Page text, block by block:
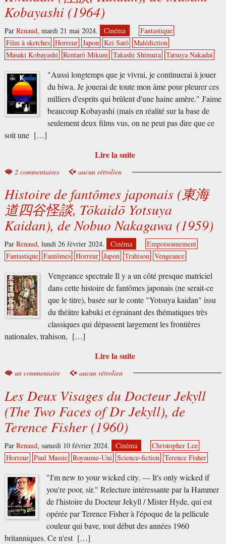
Kobayashi (1964)
Par Renaud, mardi 21 mai 2024. Cinéma
Fantastique
Film à sketches Horreur Japon Kei Satō Malédiction
Masaki Kobayashi Rentarō Mikuni Takashi Shimura Tatsuya Nakadai
"Aussi longtemps que je vivrai, je continuerai à jouer
du biwa. Je jouerai de toute mon âme pour pleurer ces
milliers d'esprits qui brûlent d'une haine amère." J'aime
beaucoup Kobayashi (mais en réalité sur la base de
seulement deux films vus, on ne peut pas dire que ce
soit une […]
Lire la suite
2 commentaires aucun rétrolien
Histoire de fantômes japonais (東海
道四谷怪談, Tōkaidō Yotsuya
Kaidan), de Nobuo Nakagawa (1959)
Par Renaud, lundi 26 février 2024. Cinéma
Empoisonnement
Fantastique Fantômes Horreur Japon Trahison Vengeance
Vengeance spectrale Il y a un côté presque matriciel
dans cette histoire de fantômes japonais (ne serait-ce
que le titre), basée sur le conte "Yotsuya kaidan" issu
du théâtre kabuki et égrainant des thématiques très
classiques qui dépassent largement les frontières
nationales, trahison, […]
Lire la suite
un commentaire aucun rétrolien
Les Deux Visages du Docteur Jekyll
(The Two Faces of Dr Jekyll), de
Terence Fisher (1960)
Par Renaud, samedi 10 février 2024. Cinéma
Christopher Lee
Horreur Paul Massie Royaume-Uni Science-fiction Terence Fisher
"I'm new to your wicked city. — It's only wicked if
you're poor, sir." Relecture intéressante par la Hammer
de l'histoire du Docteur Jekyll / Mister Hyde, qui est
opérée par Terence Fisher à l'époque de la pellicule
couleur qui bave, tout début des années 1960
britanniques. Ce n'est […]